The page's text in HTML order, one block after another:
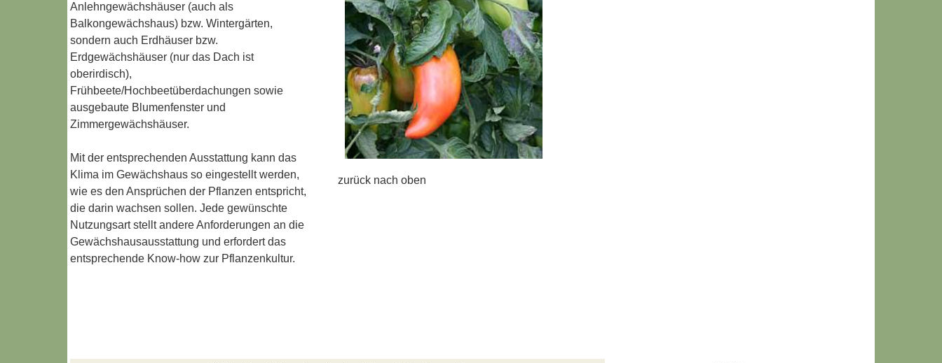
Anlehngewächshäuser (auch als
Balkongewächshaus) bzw. Wintergärten,
sondern auch Erdhäuser bzw.
Erdgewächshäuser (nur das Dach ist
oberirdisch),
Frühbeete/Hochbeetüberdachungen sowie
ausgebaute Blumenfenster und
Zimmergewächshäuser.
Mit der entsprechenden Ausstattung kann das
Klima im Gewächshaus so eingestellt werden,
wie es den Ansprüchen der Pflanzen entspricht,
die darin wachsen sollen. Jede gewünschte
Nutzungsart stellt andere Anforderungen an die
Gewächshausausstattung und erfordert das
entsprechende Know-how zur Pflanzenkultur.
zurück nach oben